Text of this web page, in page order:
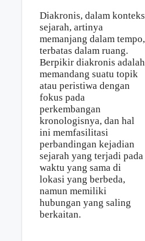
Diakronis, dalam konteks
sejarah, artinya
memanjang dalam tempo,
terbatas dalam ruang.
Berpikir diakronis adalah
memandang suatu topik
atau peristiwa dengan
fokus pada
perkembangan
kronologisnya, dan hal
ini memfasilitasi
perbandingan kejadian
sejarah yang terjadi pada
waktu yang sama di
lokasi yang berbeda,
namun memiliki
hubungan yang saling
berkaitan.